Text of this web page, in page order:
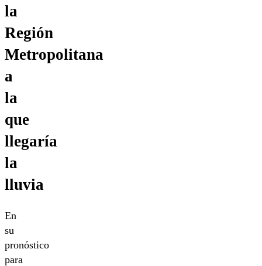
la
Región
Metropolitana
a
la
que
llegaría
la
lluvia
En
su
pronóstico
para